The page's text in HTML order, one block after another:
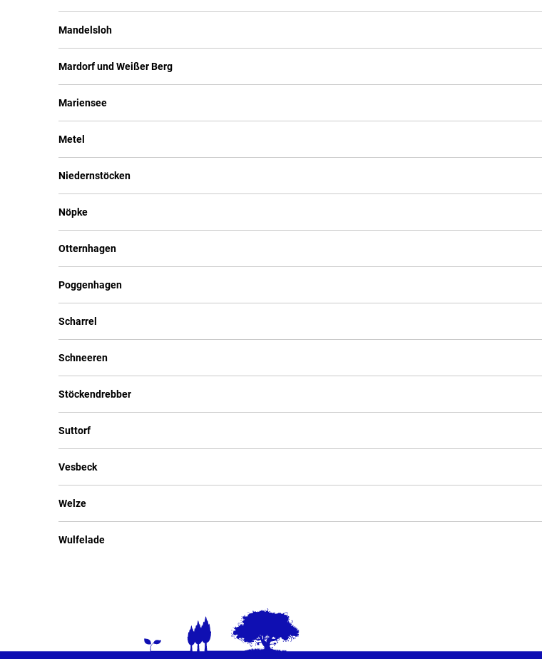
Mandelsloh
Mardorf und Weißer Berg
Mariensee
Metel
Niedernstöcken
Nöpke
Otternhagen
Poggenhagen
Scharrel
Schneeren
Stöckendrebber
Suttorf
Vesbeck
Welze
Wulfelade